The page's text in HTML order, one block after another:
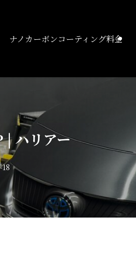
ナノカーボンコーティング料金
| ハリアー